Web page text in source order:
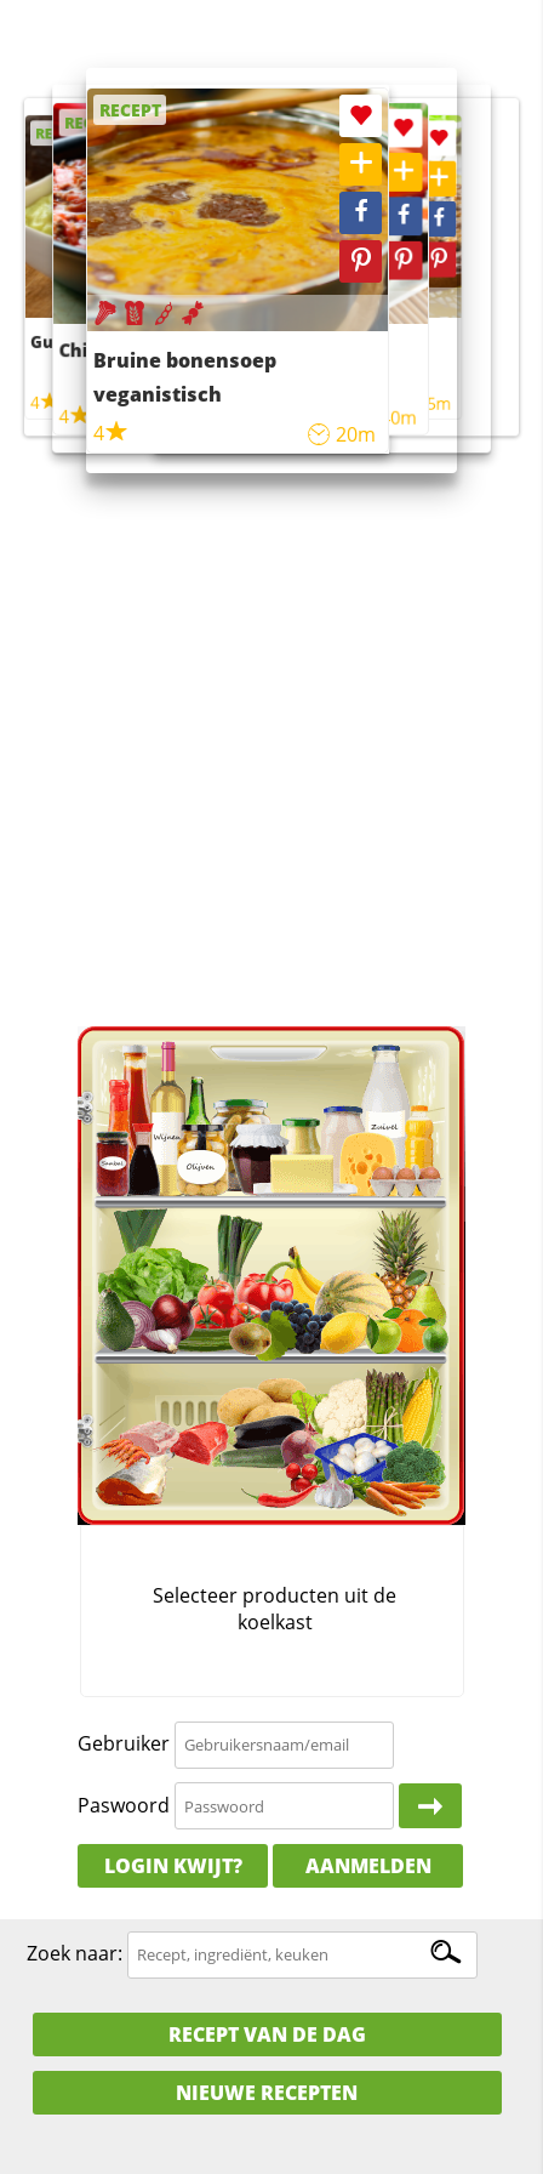
Gebruiker
Paswoord
LOGIN KWIJT? AANMELDEN
RECEPT
Guacamole
4
RECEPT
Chili con carne
4 45m
RECEPT
Bruine bonensoep
veganistisch
4
20m
RECEPT
Sushi rijstsalade
maaltijdsalade
40m
RECEPT
4 55m
Zoek naar:
RECEPT VAN DE DAG
NIEUWE RECEPTEN